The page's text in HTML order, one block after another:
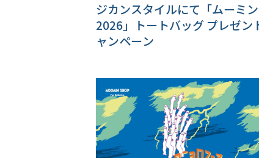
ジカンスタイルにて「ムーミ
2026」トートバッグ プレゼン
ャンペーン